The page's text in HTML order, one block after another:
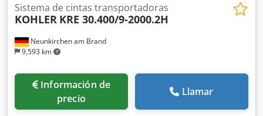
Neunkirchen am Brand
9,593 km
Sistema de cintas transportadoras
KOHLER KRE 30.400/9-2000.2H
Información de
precio
Llamar